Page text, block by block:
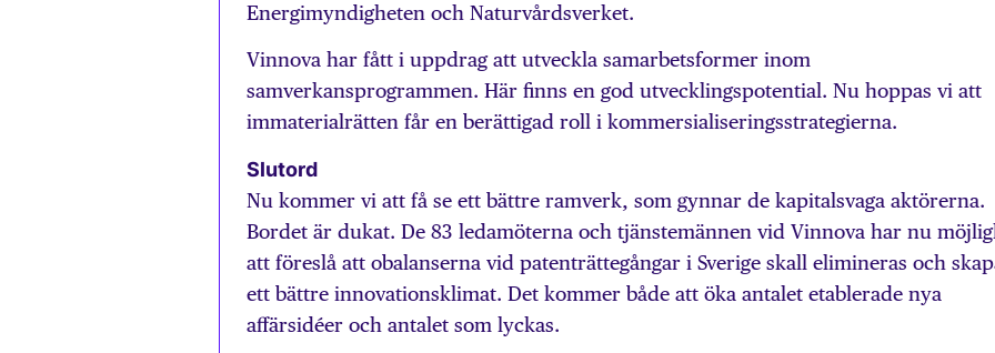
Energimyndigheten och Naturvårdsverket.
Vinnova har fått i uppdrag att utveckla samarbetsformer inom
samverkansprogrammen. Här finns en god utvecklingspotential. Nu hoppas vi att
immaterialrätten får en berättigad roll i kommersialiseringsstrategierna.
Slutord
Nu kommer vi att få se ett bättre ramverk, som gynnar de kapitalsvaga aktörerna.
Bordet är dukat. De 83 ledamöterna och tjänstemännen vid Vinnova har nu
att föreslå att obalanserna vid patenträttegångar i Sverige skall elimineras och
ett bättre innovationsklimat. Det kommer både att öka antalet etablerade nya
affärsidéer och antalet som lyckas.